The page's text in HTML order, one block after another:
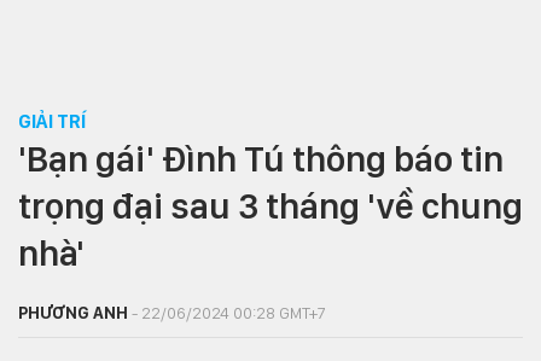
GIẢI TRÍ
'Bạn gái' Đình Tú thông báo tin
trọng đại sau 3 tháng 'về chung
nhà'
PHƯƠNG ANH - 22/06/2024 00:28 GMT+7